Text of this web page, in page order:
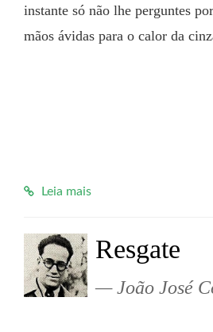
instante só não lhe perguntes
mãos ávidas para o calor da
Leia mais
Resgate
João José